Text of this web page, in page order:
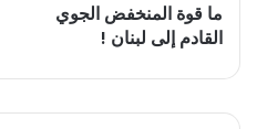
ما قوة المنخفض الجوي
القادم إلى لبنان !